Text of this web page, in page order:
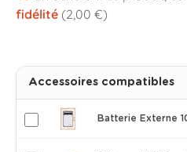
fidélité (2,00 €)
Accessoires compatibles
Batterie Externe